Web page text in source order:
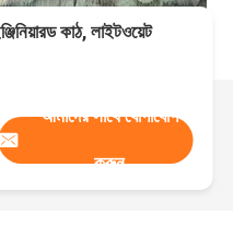
কাঠ, লাইটওয়েট
আমাদের সাথে যোগাযোগ
করুন